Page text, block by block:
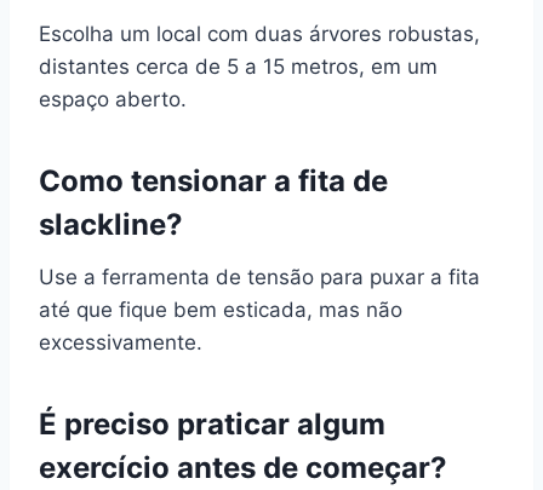
Escolha um local com duas árvores robustas,
distantes cerca de 5 a 15 metros, em um
espaço aberto.
Como tensionar a fita de
slackline?
Use a ferramenta de tensão para puxar a fita
até que fique bem esticada, mas não
excessivamente.
É preciso praticar algum
exercício antes de começar?